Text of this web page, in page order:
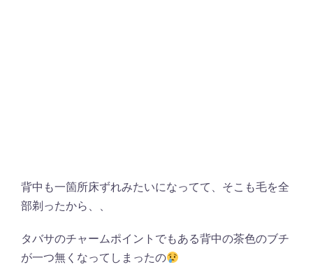
背中も一箇所床ずれみたいになってて、そこも毛を全
部剃ったから、、
タバサのチャームポイントでもある背中の茶色のブチ
が一つ無くなってしまったの